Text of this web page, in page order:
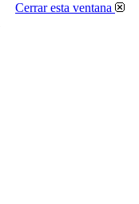
Cerrar esta ventana